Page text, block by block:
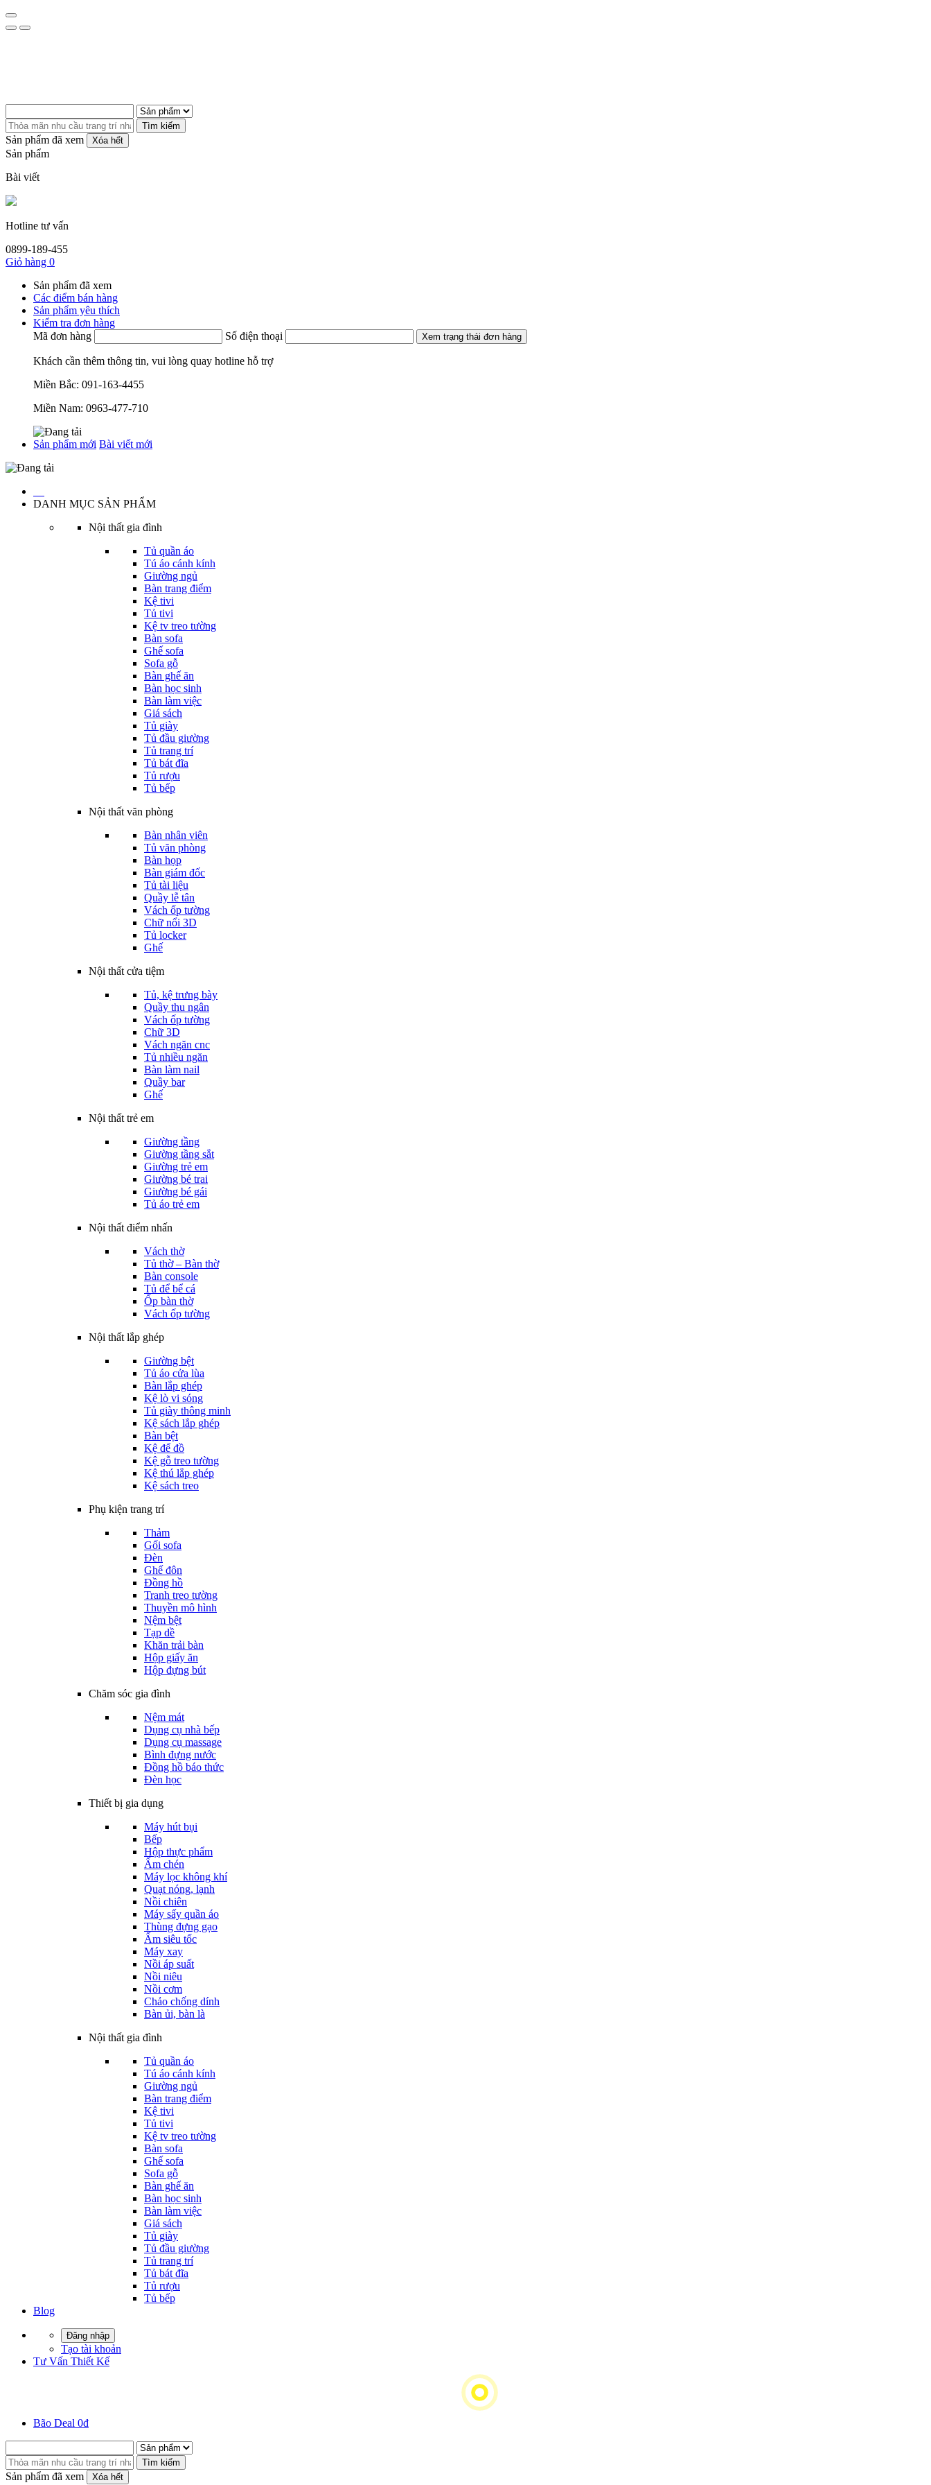
Tìm kiếm
Sản phẩm đã xem Xóa hết
Sản phẩm
Bài viết
Hotline tư vấn
0899-189-455
Giỏ hàng 0
Sản phẩm đã xem
Các điểm bán hàng
Sản phẩm yêu thích
Kiểm tra đơn hàng
Mã đơn hàng
Số điện thoại Xem trạng thái đơn hàng
Khách cần thêm thông tin, vui lòng quay hotline hỗ trợ
Miền Bắc: 091-163-4455
Miền Nam: 0963-477-710
Sản phẩm mới Bài viết mới
DANH MỤC SẢN PHẨM
Nội thất gia đình
Tủ quần áo
Tú áo cánh kính
Giường ngủ
Bàn trang điểm
Kệ tivi
Tủ tivi
Kệ tv treo tường
Bàn sofa
Ghế sofa
Sofa gỗ
Bàn ghế ăn
Bàn học sinh
Bàn làm việc
Giá sách
Tủ giày
Tủ đầu giường
Tủ trang trí
Tủ bát đĩa
Tủ rượu
Tủ bếp
Nội thất văn phòng
Bàn nhân viên
Tủ văn phòng
Bàn họp
Bàn giám đốc
Tủ tài liệu
Quầy lễ tân
Vách ốp tường
Chữ nổi 3D
Tủ locker
Ghế
Nội thất cửa tiệm
Tủ, kệ trưng bày
Quầy thu ngân
Vách ốp tường
Chữ 3D
Vách ngăn cnc
Tủ nhiều ngăn
Bàn làm nail
Quầy bar
Ghế
Nội thất trẻ em
Giường tầng
Giường tầng sắt
Giường trẻ em
Giường bé trai
Giường bé gái
Tủ áo trẻ em
Nội thất điểm nhấn
Vách thờ
Tủ thờ – Bàn thờ
Bàn console
Tủ để bể cá
Ốp bàn thờ
Vách ốp tường
Nội thất lắp ghép
Giường bệt
Tủ áo cửa lùa
Bàn lắp ghép
Kệ lò vi sóng
Tủ giày thông minh
Kệ sách lắp ghép
Bàn bệt
Kệ để đồ
Kệ gỗ treo tường
Kệ thú lắp ghép
Kệ sách treo
Phụ kiện trang trí
Thảm
Gối sofa
Đèn
Ghế đôn
Đồng hồ
Tranh treo tường
Thuyền mô hình
Nệm bệt
Tạp dề
Khăn trải bàn
Hộp giấy ăn
Hộp đựng bút
Chăm sóc gia đình
Nệm mát
Dụng cụ nhà bếp
Dụng cụ massage
Bình đựng nước
Đồng hồ báo thức
Đèn học
Thiết bị gia dụng
Máy hút bụi
Bếp
Hộp thực phẩm
Ấm chén
Máy lọc không khí
Quạt nóng, lạnh
Nồi chiên
Máy sấy quần áo
Thùng đựng gạo
Ấm siêu tốc
Máy xay
Nồi áp suất
Nồi niêu
Nồi cơm
Chảo chống dính
Bàn ủi, bàn là
Nội thất gia đình
Tủ quần áo
Tú áo cánh kính
Giường ngủ
Bàn trang điểm
Kệ tivi
Tủ tivi
Kệ tv treo tường
Bàn sofa
Ghế sofa
Sofa gỗ
Bàn ghế ăn
Bàn học sinh
Bàn làm việc
Giá sách
Tủ giày
Tủ đầu giường
Tủ trang trí
Tủ bát đĩa
Tủ rượu
Tủ bếp
Blog
Đăng nhập
Tạo tài khoản
Tư Vấn Thiết Kế
Bão Deal 0đ
Tìm kiếm
Sản phẩm đã xem Xóa hết